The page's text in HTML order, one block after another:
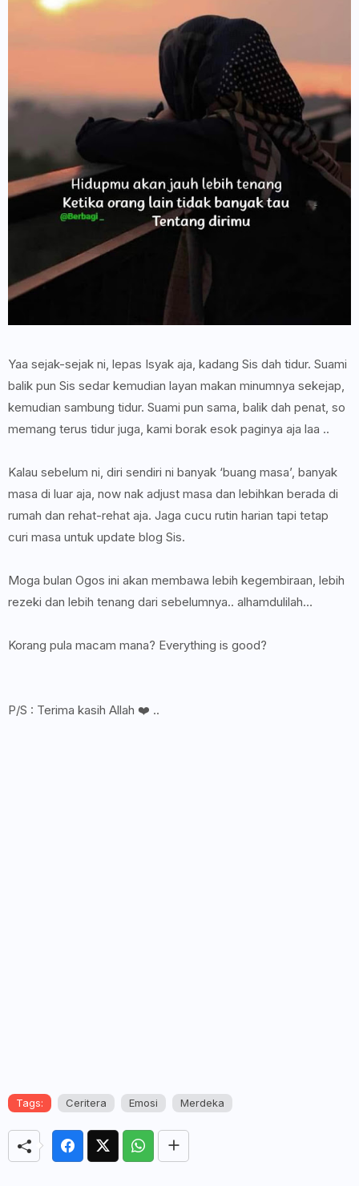
Yaa sejak-sejak ni, lepas Isyak aja, kadang Sis dah tidur. Suami
balik pun Sis sedar kemudian layan makan minumnya sekejap,
kemudian sambung tidur. Suami pun sama, balik dah penat, so
memang terus tidur juga, kami borak esok paginya aja laa ..
Kalau sebelum ni, diri sendiri ni banyak ‘buang masa’, banyak
masa di luar aja, now nak adjust masa dan lebihkan berada di
rumah dan rehat-rehat aja. Jaga cucu rutin harian tapi tetap
curi masa untuk update blog Sis.
Moga bulan Ogos ini akan membawa lebih kegembiraan, lebih
rezeki dan lebih tenang dari sebelumnya.. alhamdulilah…
Korang pula macam mana? Everything is good?
P/S : Terima kasih Allah ❤️ ..
Tags: Ceritera Emosi Merdeka